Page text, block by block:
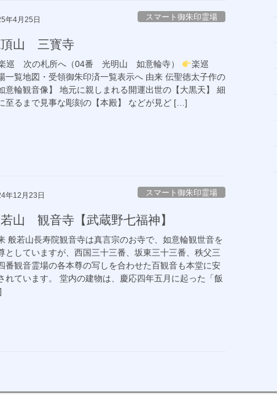
年4月25日 スマート御朱印霊場
頂山 三寳寺
巡 次の札所へ（04番 光明山 如意輪寺）
楽巡
一覧地図・受領御朱印済一覧表示へ 由来 伝聖徳太子作の
意輪観音像】 地元に親しまれる開運出世の【大黒天】 細
至るまで見事な彫刻の【本殿】 などが見ど […]
年12月23日 スマート御朱印霊場
山 観音寺【武蔵野七福神】
般若山長寿院観音寺は真言宗のお寺で、如意輪観世音を
としていますが、西国三十三番、坂東三十三番、秩父三
番観音霊場の各本尊の写しを合わせた百観音も本堂に安
れています。 堂内の建物は、慶応四年五月に起った「飯